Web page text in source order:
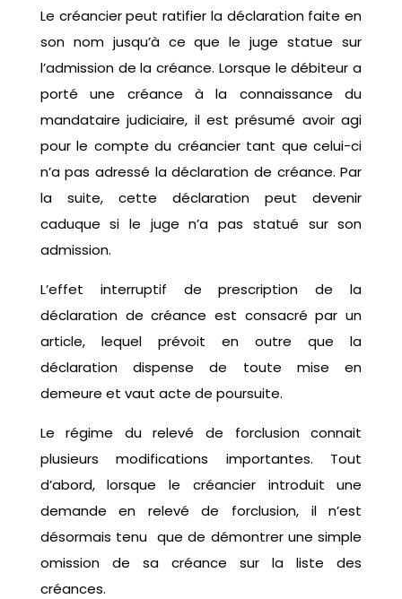
Le créancier peut ratifier la déclaration faite en
son nom jusqu’à ce que le juge statue sur
l’admission de la créance. Lorsque le débiteur a
porté une créance à la connaissance du
mandataire judiciaire, il est présumé avoir agi
pour le compte du créancier tant que celui-ci
n’a pas adressé la déclaration de créance. Par
la suite, cette déclaration peut devenir
caduque si le juge n’a pas statué sur son
admission.
L’effet interruptif de prescription de la
déclaration de créance est consacré par un
article, lequel prévoit en outre que la
déclaration dispense de toute mise en
demeure et vaut acte de poursuite.
Le régime du relevé de forclusion connait
plusieurs modifications importantes. Tout
d’abord, lorsque le créancier introduit une
demande en relevé de forclusion, il n’est
désormais tenu que de démontrer une simple
omission de sa créance sur la liste des
créances.